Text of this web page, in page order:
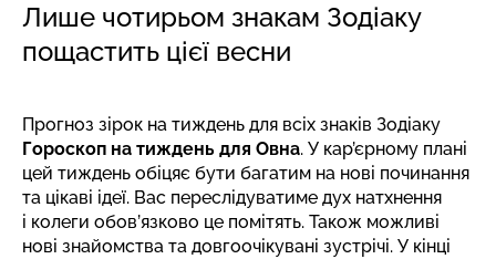
Лише чотирьом знакам Зодіаку
пощастить цієї весни
Прогноз зірок на тиждень для всіх знаків Зодіаку
Гороскоп на тиждень для Овна. У кар’єрному плані
цей тиждень обіцяє бути багатим на нові починання
та цікаві ідеї. Вас переслідуватиме дух натхнення
і колеги обов’язково це помітять. Також можливі
нові знайомства та довгоочікувані зустрічі. У кінці